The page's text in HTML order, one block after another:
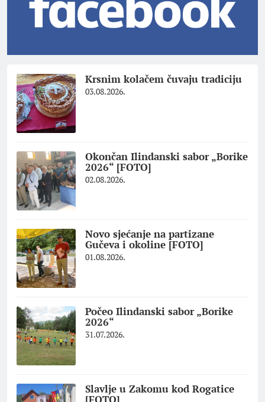
Krsnim kolačem čuvaju tradiciju
03.08.2026.
Okončan Ilindanski sabor „Borike
2026“ [FOTO]
02.08.2026.
Novo sjećanje na partizane
Gučeva i okoline [FOTO]
01.08.2026.
Počeo Ilindanski sabor „Borike
2026“
31.07.2026.
Slavlje u Zakomu kod Rogatice